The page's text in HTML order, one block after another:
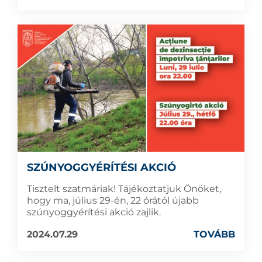
SZÚNYOGGYÉRÍTÉSI AKCIÓ
Tisztelt szatmáriak! Tájékoztatjuk Önöket,
hogy ma, július 29-én, 22 órától újabb
szúnyoggyérítési akció zajlik.
2024.07.29
TOVÁBB